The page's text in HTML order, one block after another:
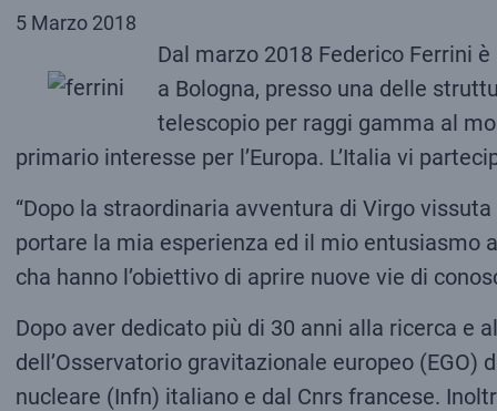
5 Marzo 2018
Dal marzo 2018 Federico Ferrini
a Bologna, presso una delle
telescopio per raggi gamma al
primario interesse per l’Europa. L’Italia vi
“Dopo la straordinaria avventura di Virgo
portare la mia esperienza ed il mio
cha hanno l’obiettivo di aprire nuove vie di
Dopo aver dedicato più di 30 anni alla ricerca e
dell’Osservatorio gravitazionale europeo
nucleare (Infn) italiano e dal Cnrs francese.